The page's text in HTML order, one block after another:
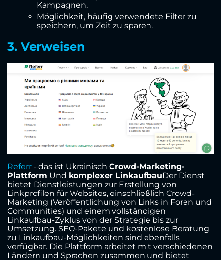
Kampagnen.
Möglichkeit, häufig verwendete Filter zu
speichern, um Zeit zu sparen.
3. Verweisen
Referr - das ist Ukrainisch Crowd-Marketing-
Plattform Und komplexer LinkaufbauDer Dienst
bietet Dienstleistungen zur Erstellung von
Linkprofilen für Websites, einschließlich Crowd-
Marketing (Veröffentlichung von Links in Foren und
Communities) und einem vollständigen
Linkaufbau-Zyklus von der Strategie bis zur
Umsetzung. SEO-Pakete und kostenlose Beratung
zu Linkaufbau-Möglichkeiten sind ebenfalls
verfügbar. Die Plattform arbeitet mit verschiedenen
Ländern und Sprachen zusammen und bietet